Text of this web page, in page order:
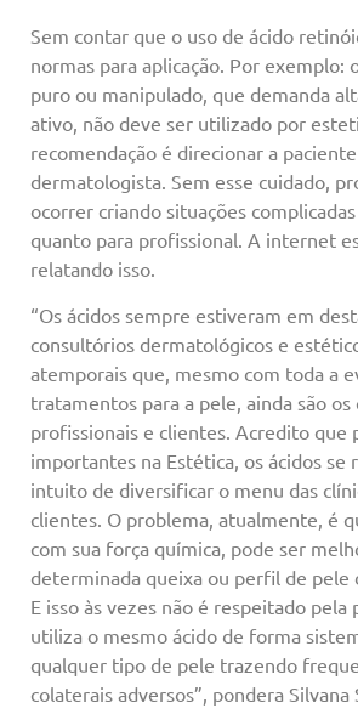
Sem contar que o uso de ácido
normas para aplicação. Por exemplo:
puro ou manipulado, que demanda
ativo, não deve ser utilizado por
recomendação é direcionar a
dermatologista. Sem esse cuidado,
ocorrer criando situações
quanto para profissional. A internet
relatando isso.
“Os ácidos sempre estiveram em
consultórios dermatológicos e
atemporais que, mesmo com toda a
tratamentos para a pele, ainda são
profissionais e clientes. Acredito que
importantes na Estética, os ácidos se
intuito de diversificar o menu das
clientes. O problema, atualmente, é
com sua força química, pode ser
determinada queixa ou perfil de pele
E isso às vezes não é respeitado pela
utiliza o mesmo ácido de forma
qualquer tipo de pele trazendo
colaterais adversos”, pondera Silvana